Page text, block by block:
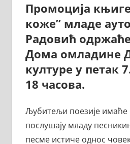
Промоција
коже” младе
Радовић
Дома омладине
културе у петак
18 часова.
Љубитељи поезије имаће
послушају младу
песме истиче однос